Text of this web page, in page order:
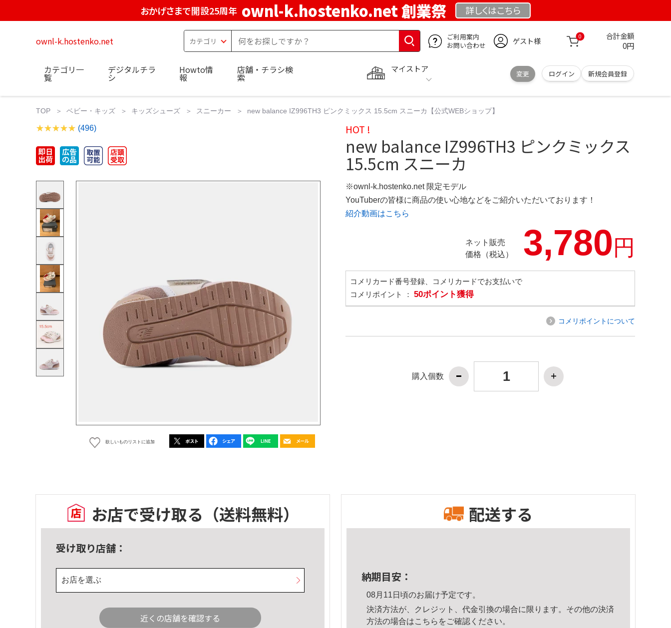
おかげさまで開設25周年 ownl-k.hostenko.net 創業祭 詳しくはこちら
ownl-k.hostenko.net
ご利用案内
お問い合わせ
ゲスト様 0 合計金額
0円
マイストア
変更 ログイン 新規会員登録
カテゴリ一
覧
デジタルチラ
シ
Howto情
報
店舗・チラシ検
索
TOP ベビー・キッズ キッズシューズ スニーカー new balance IZ996TH3 ピンクミックス 15.5cm スニーカ【公式WEBショップ】
(496)
欲しいものリストに追加
HOT !
new balance IZ996TH3 ピンクミックス
15.5cm スニーカ
※ownl-k.hostenko.net 限定モデル
YouTuberの皆様に商品の使い心地などをご紹介いただいております！
紹介動画はこちら
ネット販売
価格（税込）
3,780円
コメリカード番号登録、コメリカードでお支払いで
コメリポイント ： 50ポイント獲得
コメリポイントについて
購入個数
お店で受け取る （送料無料）
受け取り店舗：
お店を選ぶ
近くの店舗を確認する
配送する
納期目安：
08月11日頃のお届け予定です。
決済方法が、クレジット、代金引換の場合に限ります。その他の決済
方法の場合はこちら をご確認ください。